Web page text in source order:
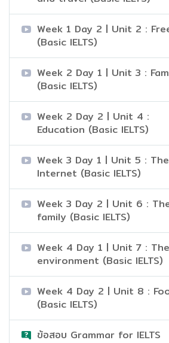
Week 1 Day 2 | Unit 2 :
(Basic IELTS)
Week 2 Day 1 | Unit 3 :
(Basic IELTS)
Week 2 Day 2 | Unit 4 :
Education (Basic IELTS)
Week 3 Day 1 | Unit 5 : The
Internet (Basic IELTS)
Week 3 Day 2 | Unit 6 :
family (Basic IELTS)
Week 4 Day 1 | Unit 7 : The
environment (Basic IELTS)
Week 4 Day 2 | Unit 8 :
(Basic IELTS)
ข้อสอบ Grammar for IELTS